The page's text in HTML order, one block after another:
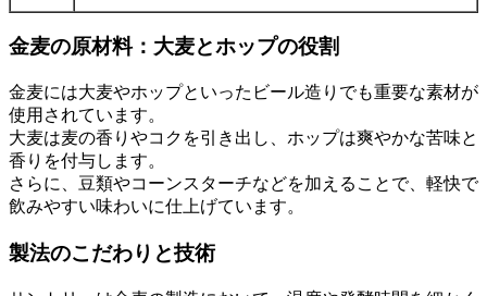
金麦の原材料：大麦とホップの役割
金麦には大麦やホップといったビール造りでも重要な素材が
使用されています。
大麦は麦の香りやコクを引き出し、ホップは爽やかな苦味と
香りを付与します。
さらに、豆類やコーンスターチなどを加えることで、軽快で
飲みやすい味わいに仕上げています。
製法のこだわりと技術